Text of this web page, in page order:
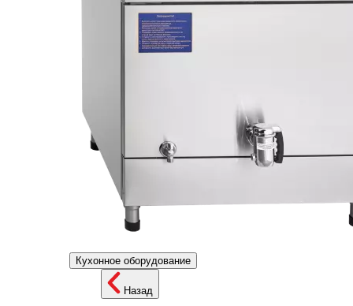
Кухонное оборудование
Назад